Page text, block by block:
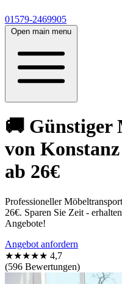
01579-2469905
Open main menu
🚚 Günstiger
von
ab 26€
Professioneller
26€. Sparen Sie Zeit -
Angebote!
Angebot anfordern
★★★★★ 4,7
(596 Bewertungen)